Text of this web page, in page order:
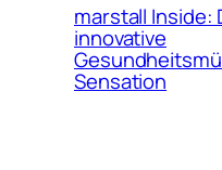
marstall Inside:
innovative
Sensation